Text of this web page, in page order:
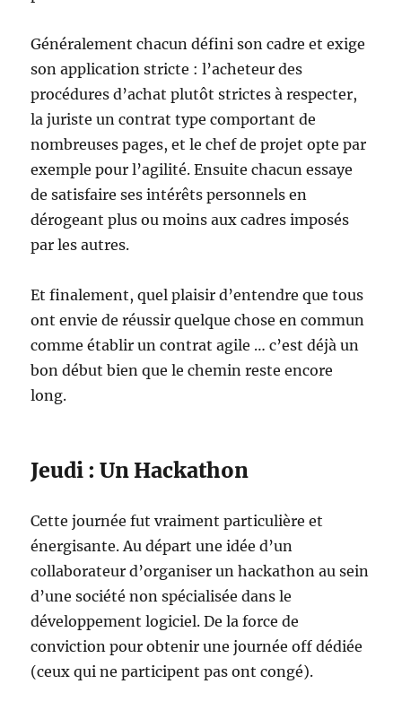
Généralement chacun défini son cadre et exige
son application stricte : l’acheteur des
procédures d’achat plutôt strictes à respecter,
la juriste un contrat type comportant de
nombreuses pages, et le chef de projet opte par
exemple pour l’agilité. Ensuite chacun essaye
de satisfaire ses intérêts personnels en
dérogeant plus ou moins aux cadres imposés
par les autres.
Et finalement, quel plaisir d’entendre que tous
ont envie de réussir quelque chose en commun
comme établir un contrat agile … c’est déjà un
bon début bien que le chemin reste encore
long.
Jeudi : Un Hackathon
Cette journée fut vraiment particulière et
énergisante. Au départ une idée d’un
collaborateur d’organiser un hackathon au sein
d’une société non spécialisée dans le
développement logiciel. De la force de
conviction pour obtenir une journée off dédiée
(ceux qui ne participent pas ont congé).